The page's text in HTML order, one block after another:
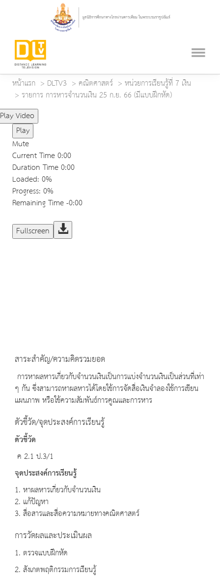
หน้าแรก DLTV3 คณิตศาสตร์
หน่วยการเรียนรู้ที่ 7 เงิน
รายการ การหารจำนวนเงิน 25 ก.ย. 66 (มีแบบฝึกหัด)
Play Video
Play
Mute
Current Time0:00
Duration Time0:00
Loaded: 0%
Progress: 0%
Remaining Time-0:00
Fullscreen
สาระสำคัญ/ความคิดรวมยอด
การหาผลหารเกี่ยวกับจำนวนเงินเป็นการแบ่งจำนวนเงินเป็นส่วนที่เท่า
ๆ กัน ซึ่งสามารถหาผลหารได้โดยใช้การจัดสื่อเงินจำลองใช้การเขียน
แผนภาพ หรือใช้ความสัมพันธ์การคูณและการหาร
ตัวชี้วัด/จุดประสงค์การเรียนรู้
ตัวชี้วัด
ค 2.1 ป.3/1
จุดประสงค์การเรียนรู้
1. หาผลหารเกี่ยวกับจำนวนเงิน
2. แก้ปัญหา
3. สื่อสารและสื่อความหมายทางคณิตศาสตร์
การวัดผลและประเมินผล
1. ตรวจแบบฝึกหัด
2. สังเกตพฤติกรรมการเรียนรู้